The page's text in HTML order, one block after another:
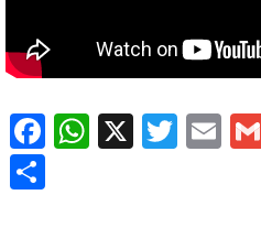
Fa W X
T
E